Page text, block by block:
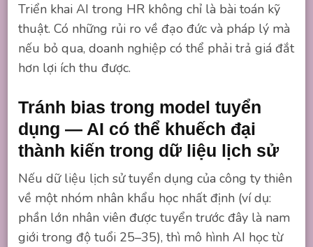
Triển khai AI trong HR không chỉ là bài toán kỹ
thuật. Có những rủi ro về đạo đức và pháp lý mà
nếu bỏ qua, doanh nghiệp có thể phải trả giá đắt
hơn lợi ích thu được.
Tránh bias trong model tuyển
dụng — AI có thể khuếch đại
thành kiến trong dữ liệu lịch sử
Nếu dữ liệu lịch sử tuyển dụng của công ty thiên
về một nhóm nhân khẩu học nhất định (ví dụ:
phần lớn nhân viên được tuyển trước đây là nam
giới trong độ tuổi 25–35), thì mô hình AI học từ